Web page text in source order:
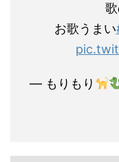
お歌うまい
— もりもり